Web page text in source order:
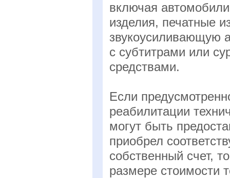
включая
изделия, печатные
звукоусиливающую
с субтитрами или
средствами.
Если
реабилитации
могут быть
приобрел
собственный счет,
размере стоимости